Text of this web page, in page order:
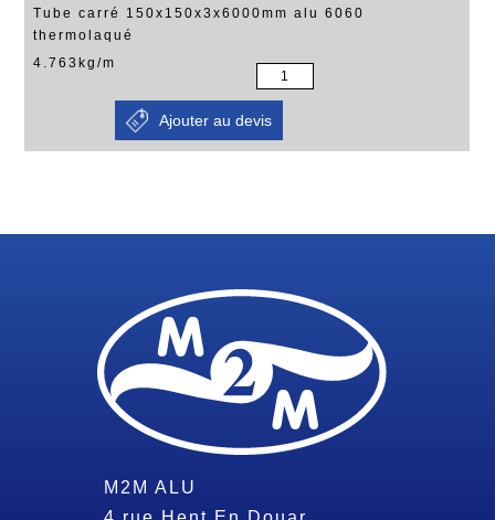
Tube carré 150x150x3x6000mm alu 6060
thermolaqué
4.763kg/m
M2M ALU